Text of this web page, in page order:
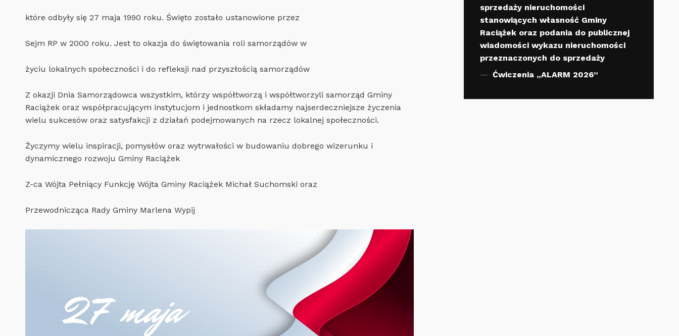
które odbyły się 27 maja 1990 roku. Święto zostało ustanowione przez
Sejm RP w 2000 roku. Jest to okazja do świętowania roli samorządów w
życiu lokalnych społeczności i do refleksji nad przyszłością samorządów
Z okazji Dnia Samorządowca wszystkim, którzy współtworzą i współtworzyli samorząd Gminy
Raciążek oraz współpracującym instytucjom i jednostkom składamy najserdeczniejsze życzenia
wielu sukcesów oraz satysfakcji z działań podejmowanych na rzecz lokalnej społeczności.
Życzymy wielu inspiracji, pomysłów oraz wytrwałości w budowaniu dobrego wizerunku i
dynamicznego rozwoju Gminy Raciążek
Z-ca Wójta Pełniący Funkcję Wójta Gminy Raciążek Michał Suchomski oraz
Przewodnicząca Rady Gminy Marlena Wypij
sprzedaży nieruchomości
stanowiących własność Gminy
Raciążek oraz podania do publicznej
wiadomości wykazu nieruchomości
przeznaczonych do sprzedaży
Ćwiczenia „ALARM 2026”